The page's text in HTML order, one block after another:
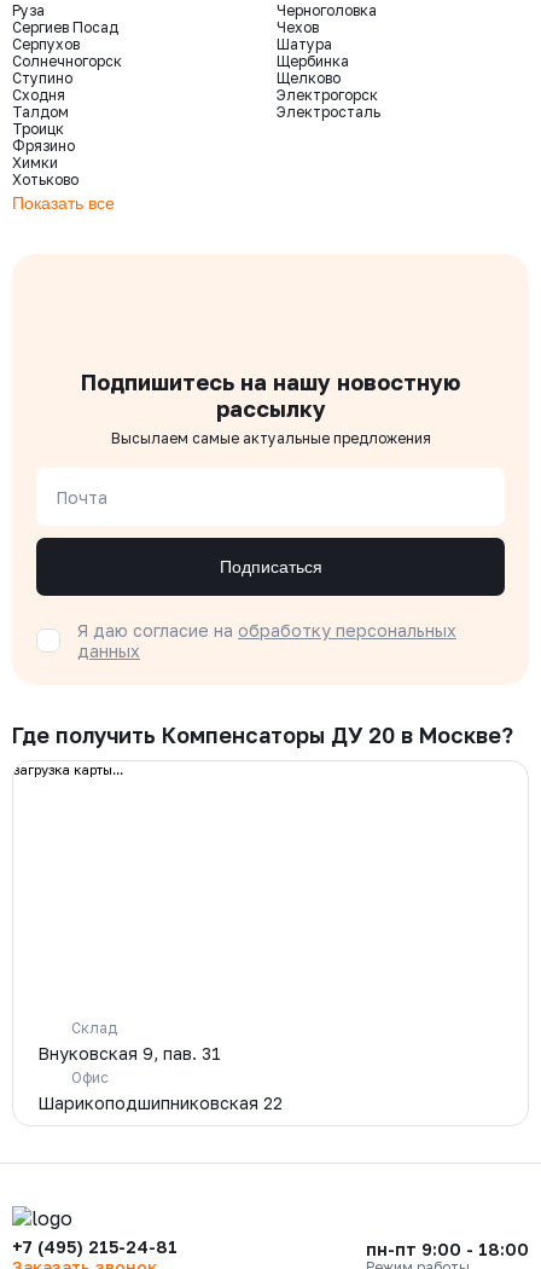
Руза
Сергиев Посад
Серпухов
Солнечногорск
Ступино
Сходня
Талдом
Троицк
Фрязино
Химки
Хотьково
Черноголовка
Чехов
Шатура
Щербинка
Щелково
Электрогорск
Электросталь
Показать все
Подпишитесь на нашу новостную
рассылку
Высылаем самые актуальные предложения
Почта
Подписаться
Я даю согласие на обработку персональных
данных
Где получить Компенсаторы ДУ 20 в Москве?
загрузка карты...
Склад
Внуковская 9, пав. 31
Офис
Шарикоподшипниковская 22
+7 (495) 215-24-81
пн-пт 9:00 - 18:00